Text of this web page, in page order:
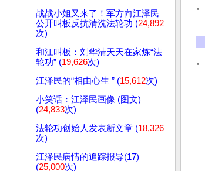
战战小姐又来了！军方向江泽民
公开叫板反抗清洗法轮功 (24,892
次)
和江叫板：刘华清天天在家炼“法
轮功” (19,626次)
江泽民的“相由心生 ” (15,612次)
小笑话：江泽民画像 (图文)
(24,833次)
法轮功创始人发表新文章 (18,326
次)
江泽民病情的追踪报导(17)
(25,000次)